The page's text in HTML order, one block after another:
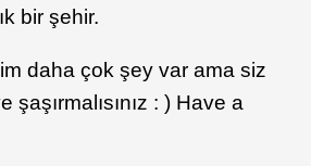
bir şehir.
daha çok şey var ama siz
şaşırmalısınız : ) Have a